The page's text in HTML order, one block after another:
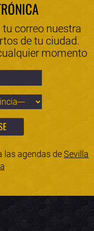
correo nuestra
de tu ciudad.
momento
las agendas deSevilla